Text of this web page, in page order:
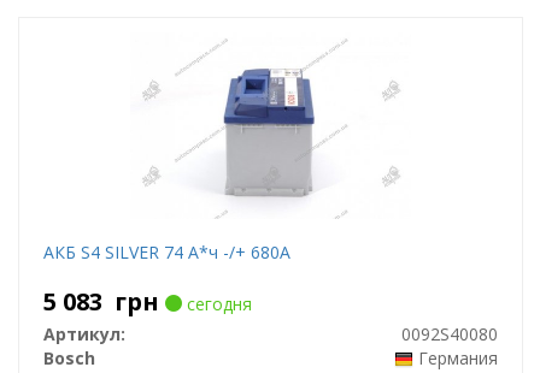
АКБ S4 SILVER 74 А*ч -/+ 680A
5 083 грн
сегодня
Артикул:
0092S40080
Bosch
Германия